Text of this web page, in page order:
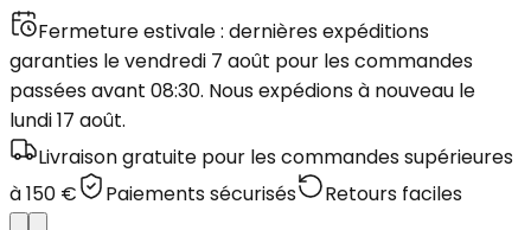
Fermeture estivale : dernières expéditions
garanties le vendredi 7 août pour les commandes
passées avant 08:30. Nous expédions à nouveau le
lundi 17 août.
Livraison gratuite pour les commandes supérieures
à 150 €
Paiements sécurisés Retours faciles